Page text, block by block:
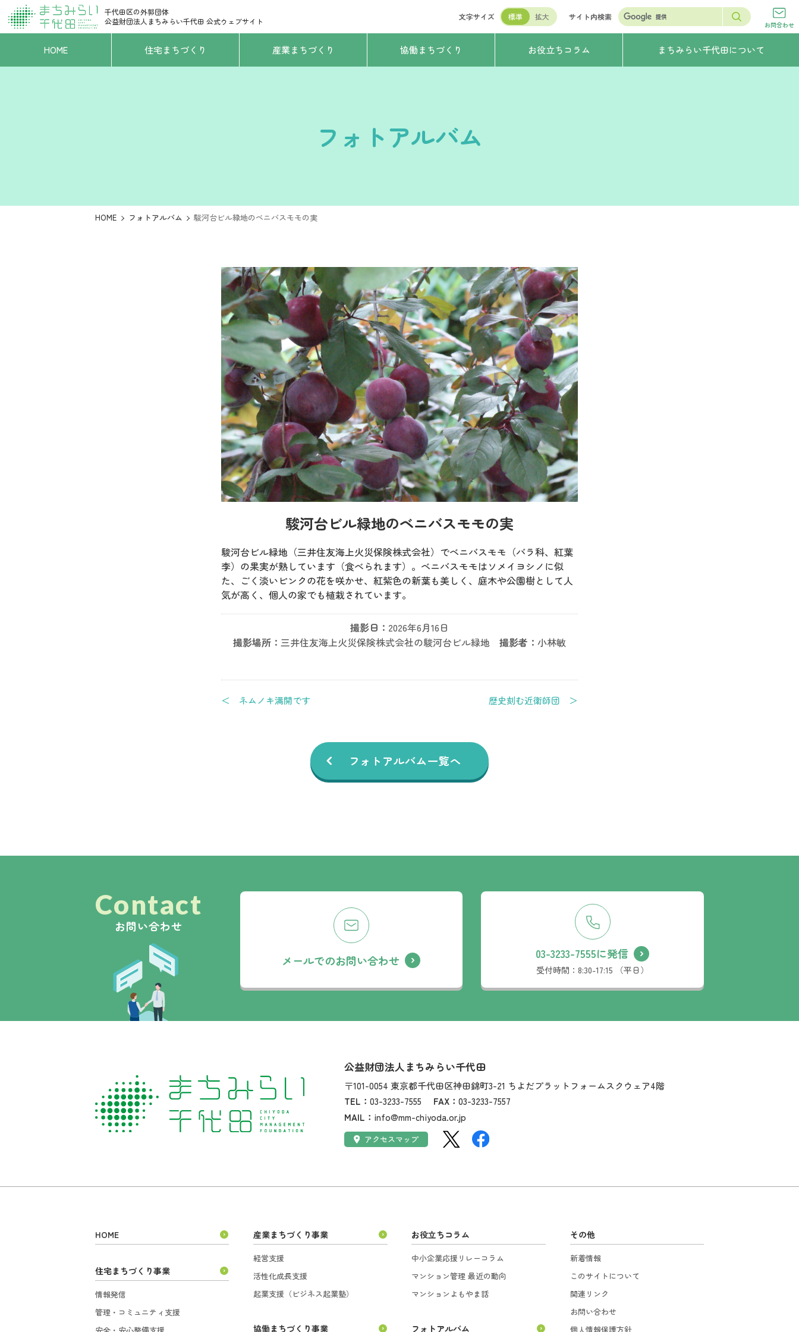
千代田区の外郭団体
公益財団法人まちみらい千代田 公式ウェブサイト 文字サイズ 標準 拡大 サイト内検索
お問合わせ
HOME 住宅まちづくり 産業まちづくり 協働まちづくり お役立ちコラム まちみらい千代田について
フォトアルバム
HOME フォトアルバム 駿河台ビル緑地のベニバスモモの実
駿河台ビル緑地のベニバスモモの実
駿河台ビル緑地（三井住友海上火災保険株式会社）でベニバスモモ（バラ科、紅葉
李）の果実が熟しています（食べられます）。ベニバスモモはソメイヨシノに似
た、ごく淡いピンクの花を咲かせ、紅紫色の新葉も美しく、庭木や公園樹として人
気が高く、個人の家でも植栽されています。
撮影日： 2026年6月16日
撮影場所： 三井住友海上火災保険株式会社の駿河台ビル緑地 撮影者： 小林敏
＜ ネムノキ満開です 歴史刻む近衛師団 ＞
フォトアルバム一覧へ
Contact
お問い合わせ
メールでのお問い合わせ 03-3233-7555に発信
受付時間：8:30-17:15 （平日）
社名：
公益財団法人まちみらい千代田
住所：
〒101-0054 東京都千代田区神田錦町3-21 ちよだプラットフォームスクウェア4階
TEL：03-3233-7555 FAX：03-3233-7557
MAIL： info@mm-chiyoda.or.jp
アクセス：アクセスマップ SNS：
HOME
住宅まちづくり事業
情報発信
管理・コミュニティ支援
安全・安心整備支援
産業まちづくり事業
経営支援
活性化成長支援
起業支援（ビジネス起業塾）
協働まちづくり事業
お役立ちコラム
中小企業応援リレーコラム
マンション管理 最近の動向
マンションよもやま話
フォトアルバム
その他
新着情報
このサイトについて
関連リンク
お問い合わせ
個人情報保護方針